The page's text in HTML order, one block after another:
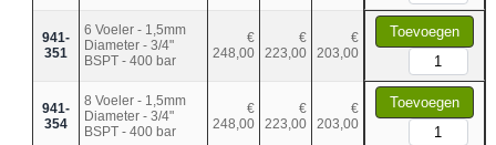
941-
351
6 Voeler - 1,5mm
Diameter - 3/4"
BSPT - 400 bar
€
248,00
€
223,00
€
203,00
Toevoegen
941-
354
8 Voeler - 1,5mm
Diameter - 3/4"
BSPT - 400 bar
€
248,00
€
223,00
€
203,00
Toevoegen